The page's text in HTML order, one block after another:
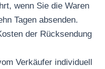
wenn Sie die Waren
Tagen absenden.
der Rücksendung
Verkäufer individuell